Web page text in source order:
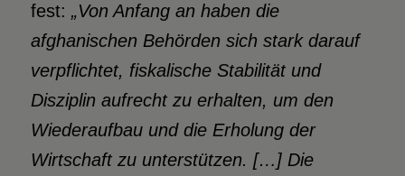
fest: „Von Anfang an haben die
afghanischen Behörden sich stark darauf
verpflichtet, fiskalische Stabilität und
Disziplin aufrecht zu erhalten, um den
Wiederaufbau und die Erholung der
Wirtschaft zu unterstützen. […] Die